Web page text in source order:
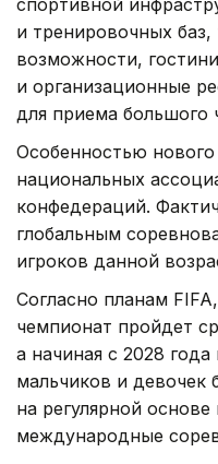
и тренировочных
возможности,
и организационные
для приема большого
Особенностью
национальных
конфедераций.
глобальным
игроков данной
Согласно планам
чемпионат пройдет
а начиная с 2028
мальчиков и девочек
на регулярной
международные